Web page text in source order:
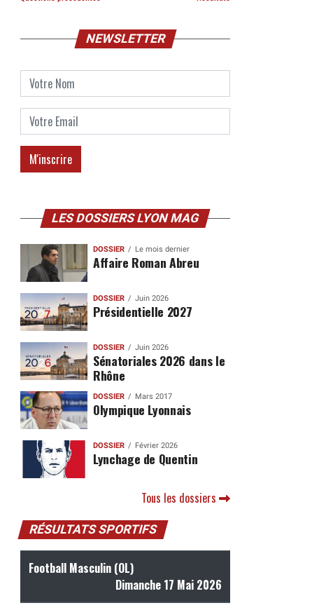
NEWSLETTER
LES DOSSIERS LYON MAG
DOSSIER Le mois dernier
Affaire Roman Abreu
DOSSIER Juin 2026
Présidentielle 2027
DOSSIER Juin 2026
Sénatoriales 2026 dans le
Rhône
DOSSIER Mars 2017
Olympique Lyonnais
DOSSIER Février 2026
Lynchage de Quentin
Tous les dossiers
RÉSULTATS SPORTIFS
Football Masculin (OL)
Dimanche 17 Mai 2026